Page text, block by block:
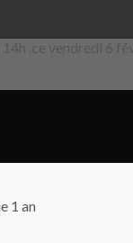
1 an